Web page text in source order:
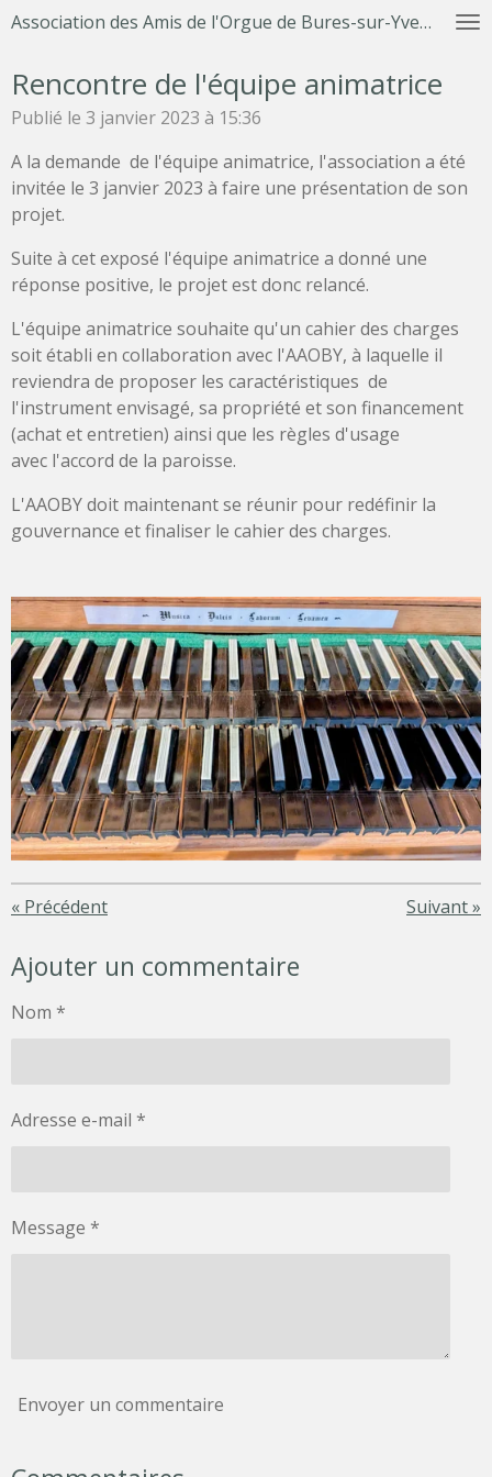
Passer
contenu
Association des Amis de l'Orgue de Bures-sur-Yvette
Rencontre de l'équipe animatrice
Publié le 3 janvier 2023 à 15:36
A la demande de l'équipe animatrice, l'association a été
invitée le 3 janvier 2023 à faire une présentation de son
projet.
Suite à cet exposé l'équipe animatrice a donné une
réponse positive, le projet est donc relancé.
L'équipe animatrice souhaite qu'un cahier des charges
soit établi en collaboration avec l'AAOBY, à laquelle il
reviendra de proposer les caractéristiques de
l'instrument envisagé, sa propriété et son financement
(achat et entretien) ainsi que les règles d'usage
avec l'accord de la paroisse.
L'AAOBY doit maintenant se réunir pour redéfinir la
gouvernance et finaliser le cahier des charges.
« Précédent Suivant»
Ajouter un commentaire
Nom *
Adresse e-mail *
Message *
Envoyer un commentaire